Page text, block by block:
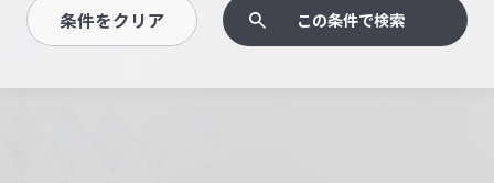
条件をクリア この条件で検索